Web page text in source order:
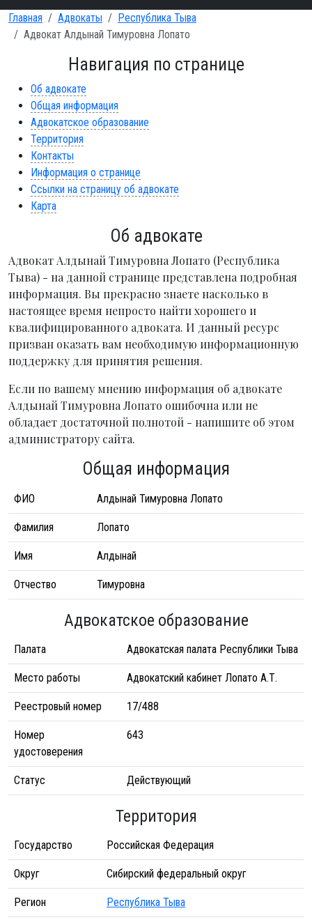
Главная Адвокаты
Республика Тыва
Адвокат Алдынай Тимуровна Лопато
Навигация по странице
Об адвокате
Общая информация
Адвокатское образование
Территория
Контакты
Информация о странице
Ссылки на страницу об адвокате
Карта
Об адвокате
Адвокат Алдынай Тимуровна Лопато (Республика
Тыва) - на данной странице представлена подробная
информация. Вы прекрасно знаете насколько в
настоящее время непросто найти хорошего и
квалифицированного адвоката. И данный ресурс
призван оказать вам необходимую информационную
поддержку для принятия решения.
Если по вашему мнению информация об адвокате
Алдынай Тимуровна Лопато ошибочна или не
обладает достаточной полнотой - напишите об этом
администратору сайта.
Общая информация
ФИО Алдынай Тимуровна Лопато
Фамилия Лопато
Имя Алдынай
Отчество Тимуровна
Адвокатское образование
Палата Адвокатская палата Республики Тыва
Место работы Адвокатский кабинет Лопато А.Т.
Реестровый номер 17/488
Номер
удостоверения
643
Статус Действующий
Территория
Государство Российская Федерация
Округ Сибирский федеральный округ
Регион Республика Тыва